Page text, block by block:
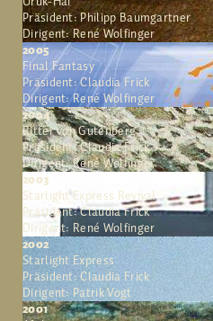
Präsident: Philipp Baumgartner
Dirigent: René Wolfinger
2005
Final Fantasy
Präsident: Claudia Frick
Dirigent: René Wolfinger
2004
Ritter von Gutenberg
Präsident: Claudia Frick
Dirigent: René Wolfinger
2003
Starlight Express Revival
Präsident: Claudia Frick
Dirigent: René Wolfinger
2002
Starlight Express
Präsident: Claudia Frick
Dirigent: Patrik Vogt
2001